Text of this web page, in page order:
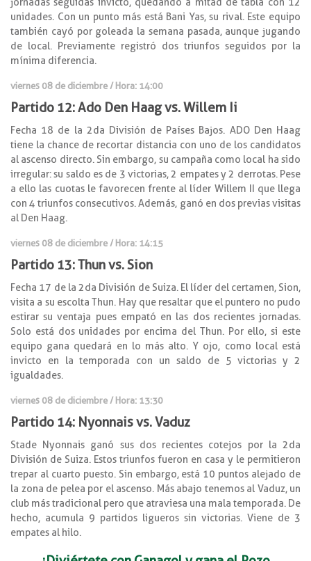
unidades. Con un punto más está Bani Yas, su rival. Este equipo
también cayó por goleada la semana pasada, aunque jugando
de local. Previamente registró dos triunfos seguidos por la
mínima diferencia.
viernes 08 de diciembre / Hora: 14:00
Partido 12: Ado Den Haag vs. Willem Ii
Fecha 18 de la 2da División de Países Bajos. ADO Den Haag
tiene la chance de recortar distancia con uno de los candidatos
al ascenso directo. Sin embargo, su campaña como local ha sido
irregular: su saldo es de 3 victorias, 2 empates y 2 derrotas. Pese
a ello las cuotas le favorecen frente al líder Willem II que llega
con 4 triunfos consecutivos. Además, ganó en dos previas visitas
al Den Haag.
viernes 08 de diciembre / Hora: 14:15
Partido 13: Thun vs. Sion
Fecha 17 de la 2da División de Suiza. El líder del certamen, Sion,
visita a su escolta Thun. Hay que resaltar que el puntero no pudo
estirar su ventaja pues empató en las dos recientes jornadas.
Solo está dos unidades por encima del Thun. Por ello, si este
equipo gana quedará en lo más alto. Y ojo, como local está
invicto en la temporada con un saldo de 5 victorias y 2
igualdades.
viernes 08 de diciembre / Hora: 13:30
Partido 14: Nyonnais vs. Vaduz
Stade Nyonnais ganó sus dos recientes cotejos por la 2da
División de Suiza. Estos triunfos fueron en casa y le permitieron
trepar al cuarto puesto. Sin embargo, está 10 puntos alejado de
la zona de pelea por el ascenso. Más abajo tenemos al Vaduz, un
club más tradicional pero que atraviesa una mala temporada. De
hecho, acumula 9 partidos ligueros sin victorias. Viene de 3
empates al hilo.